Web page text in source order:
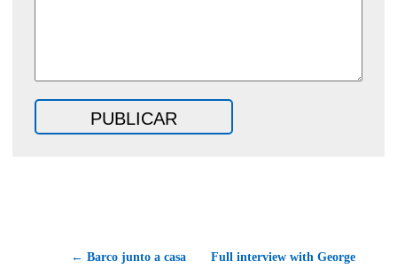
← Barco junto a casa Full interview with George